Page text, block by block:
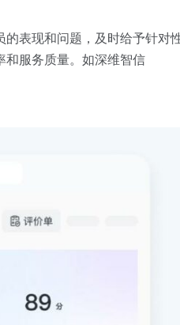
表现和问题，及时给予针对
和服务质量。如深维智信